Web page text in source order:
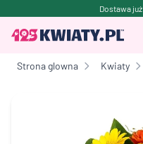
Dostawa już
Strona glowna Kwiaty